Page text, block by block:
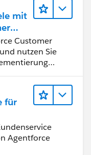
mit
Customer
nutzen Sie
für
Agentforce